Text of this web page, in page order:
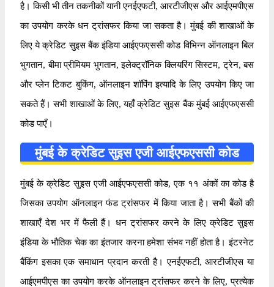
है। किसी भी तीन तकनीकों यानी एनईएफटी, आरटीजीएस और आईएमपीएस
का उपयोग करके धन ट्रांसफर किया जा सकता है। मुंबई की शाखाओं के
लिए ये क्रेडिट सुइस बैंक इंडिया आईएफएससी कोड विभिन्न ऑनलाइन बिल
भुगतान, बीमा प्रीमियम भुगतान, इलेक्ट्रॉनिक क्लियरिंग सिस्टम, ट्रेन, बस
और प्लेन टिकट बुकिंग, ऑनलाइन शॉपिंग इत्यादि के लिए उपयोग किए जा
सकते हैं। सभी शाखाओं के लिए, यहाँ क्रेडिट सुइस बैंक मुंबई आईएफएससी
कोड पाएँ।
मुंबई के क्रेडिट सुइस एजी आईएफएससी कोड
मुंबई के क्रेडिट सुइस एजी आईएफएससी कोड, एक ११ अंकों का कोड है
जिसका उपयोग ऑनलाइन फंड ट्रांसफर में किया जाता है। सभी बैंकों की
शाखाएँ देश भर में फैली हैं। धन ट्रांसफर करने के लिए क्रेडिट सुइस
इंडिया के भौतिक चेक का इंतजार करना हमेशा संभव नहीं होता है। इंटरनेट
बैंकिंग इसका एक समाधान प्रदान करती है। एनईएफटी, आरटीजीएस या
आईएमपीएस का उपयोग करके ऑनलाइन ट्रांसफर करने के लिए, प्रत्येक